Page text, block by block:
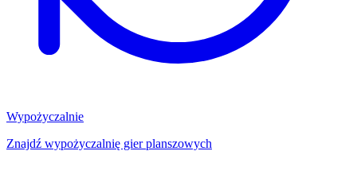
Wypożyczalnie
Znajdź wypożyczalnię gier planszowych